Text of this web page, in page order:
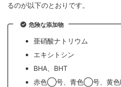
るのが以下のとおりです。
危険な添加物
亜硝酸ナトリウム
エキシトシン
BHA、BHT
赤色◯号、青色◯号、黄